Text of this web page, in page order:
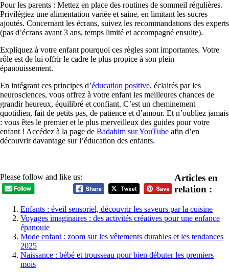
Pour les parents : Mettez en place des routines de sommeil régulières.
Privilégiez une alimentation variée et saine, en limitant les sucres
ajoutés. Concernant les écrans, suivez les recommandations des experts
(pas d’écrans avant 3 ans, temps limité et accompagné ensuite).
Expliquez à votre enfant pourquoi ces règles sont importantes. Votre
rôle est de lui offrir le cadre le plus propice à son plein
épanouissement.
En intégrant ces principes d’éducation positive, éclairés par les
neurosciences, vous offrez à votre enfant les meilleures chances de
grandir heureux, équilibré et confiant. C’est un cheminement
quotidien, fait de petits pas, de patience et d’amour. Et n’oubliez jamais
: vous êtes le premier et le plus merveilleux des guides pour votre
enfant ! Accédez à la page de Badabim sur YouTube afin d’en
découvrir davantage sur l’éducation des enfants.
Please follow and like us:
Articles en
relation :
Enfants : éveil sensoriel, découvrir les saveurs par la cuisine
Voyages imaginaires : des activités créatives pour une enfance
épanouie
Mode enfant : zoom sur les vêtements durables et les tendances
2025
Naissance : bébé et trousseau pour bien débuter les premiers
mois